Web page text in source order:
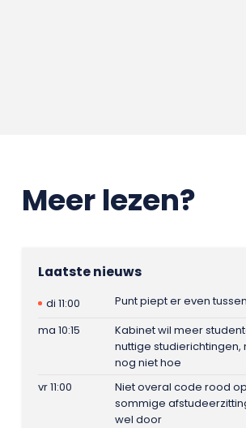
Meer lezen?
Laatste nieuws
di 11:00
Punt piept er even
ma 10:15
Kabinet wil meer
nuttige studierichtingen,
nog niet hoe
vr 11:00
Niet overal code rood
sommige
wel door